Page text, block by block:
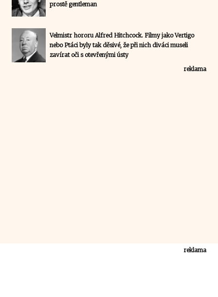
prostě gentleman
Velmistr hororu Alfred Hitchcock. Filmy jako Vertigo
nebo Ptáci byly tak děsivé, že při nich diváci museli
zavírat oči s otevřenými ústy
reklama
reklama